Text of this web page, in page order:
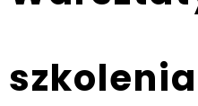
szkolenia